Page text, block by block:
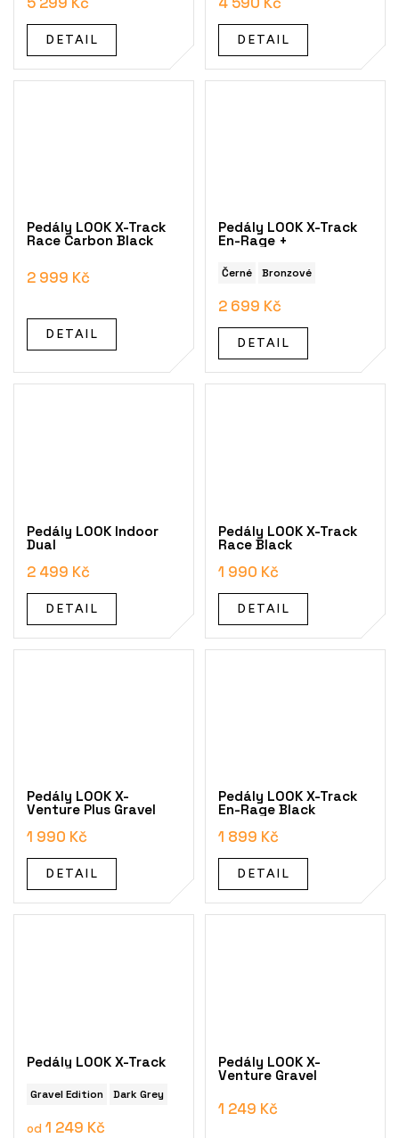
DETAIL DETAIL
Pedály LOOK X-Track
Race Carbon Black
2 999 Kč
DETAIL
Pedály LOOK X-Track
En-Rage +
Černé Bronzové
2 699 Kč
DETAIL
Pedály LOOK Indoor
Dual
2 499 Kč
DETAIL
Pedály LOOK X-Track
Race Black
1 990 Kč
DETAIL
Pedály LOOK X-
Venture Plus Gravel
1 990 Kč
DETAIL
Pedály LOOK X-Track
En-Rage Black
1 899 Kč
DETAIL
Pedály LOOK X-Track
Gravel Edition Dark Grey
od 1 249 Kč
Pedály LOOK X-
Venture Gravel
1 249 Kč